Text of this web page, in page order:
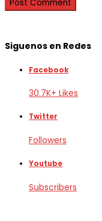
Siguenos en Redes
Facebook
30.7K+ Likes
Twitter
Followers
Youtube
Subscribers